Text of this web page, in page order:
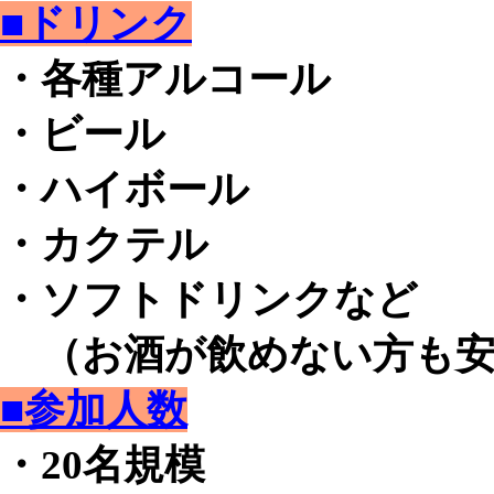
■ドリンク
・各種アルコール
・ビール
・ハイボール
・カクテル
・ソフトドリンクなど
（お酒が飲めない方も
■参加人数
・20名規模